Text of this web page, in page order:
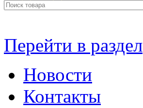
Перейти в раздел
Новости
Контакты